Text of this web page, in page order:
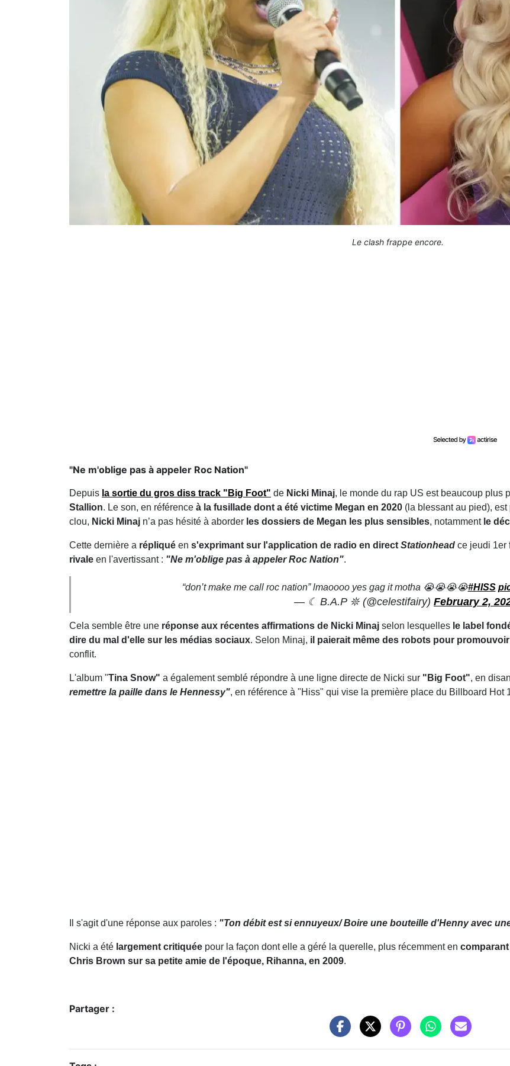
Le clash frappe encore.
"Ne m'oblige pas à appeler Roc Nation"
Depuis la sortie du gros diss track "Big Foot" de Nicki Minaj, le monde du rap US est beaucoup plus
Stallion. Le son, en référence à la fusillade dont a été victime Megan en 2020 (la blessant au pied),
clou, Nicki Minaj n’a pas hésité à aborder les dossiers de Megan les plus sensibles, notamment le
Cette dernière a répliqué en s'exprimant sur l'application de radio en direct Stationhead ce jeudi 1er
rivale en l'avertissant : "Ne m'oblige pas à appeler Roc Nation".
“don’t make me call roc nation” lmaoooo yes gag it motha 😭😭😭😭#HISS
— ☾ B.A.P 𖤓 (@celestifairy) February 2,
Cela semble être une réponse aux récentes affirmations de Nicki Minaj selon lesquelles le label
dire du mal d'elle sur les médias sociaux. Selon Minaj, il paierait même des robots pour
conflit.
L'album "Tina Snow" a également semblé répondre à une ligne directe de Nicki sur "Big Foot", en
remettre la paille dans le Hennessy", en référence à "Hiss" qui vise la première place du Billboard Hot
Il s'agit d'une réponse aux paroles : "Ton débit est si ennuyeux/ Boire une bouteille d'Henny avec
Nicki a été largement critiquée pour la façon dont elle a géré la querelle, plus récemment en
Chris Brown sur sa petite amie de l'époque, Rihanna, en 2009.
Partager :